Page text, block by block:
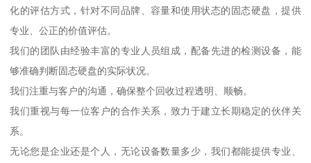
化的评估方式，针对不同品牌、容量和使用状态的固态硬盘，提供
专业、公正的价值评估。
我们的团队由经验丰富的专业人员组成，配备先进的检测设备，能
够准确判断固态硬盘的实际状况。
我们注重与客户的沟通，确保整个回收过程透明、顺畅。
我们重视与每一位客户的合作关系，致力于建立长期稳定的伙伴关
系。
无论您是企业还是个人，无论设备数量多少，我们都能提供专业、